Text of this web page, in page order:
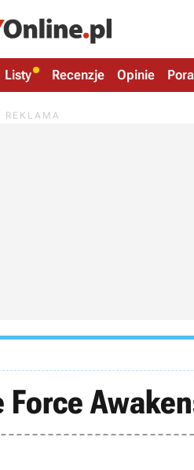
Listy Recenzje Opinie
Force